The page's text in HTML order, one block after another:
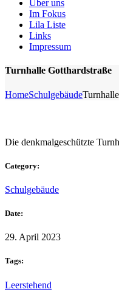
Über uns
Im Fokus
Lila Liste
Links
Impressum
Turnhalle Gotthardstraße
HomeSchulgebäude
Die denkmalgeschützte
Category:
Schulgebäude
Date:
29. April 2023
Tags:
Leerstehend